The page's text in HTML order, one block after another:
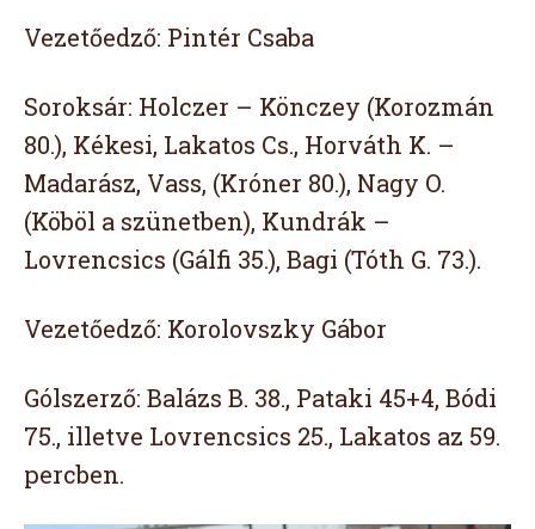
Vezetőedző: Pintér Csaba
Soroksár: Holczer – Könczey (Korozmán
80.), Kékesi, Lakatos Cs., Horváth K. –
Madarász, Vass, (Króner 80.), Nagy O.
(Köböl a szünetben), Kundrák –
Lovrencsics (Gálfi 35.), Bagi (Tóth G. 73.).
Vezetőedző: Korolovszky Gábor
Gólszerző: Balázs B. 38., Pataki 45+4, Bódi
75., illetve Lovrencsics 25., Lakatos az 59.
percben.